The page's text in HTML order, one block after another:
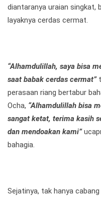
diantaranya uraian singkat,
layaknya cerdas cermat.
“Alhamdulillah, saya bisa
saat babak cerdas cermat”
perasaan riang bertabur
Ocha, “Alhamdulillah bisa
sangat ketat, terima kasih
dan mendoakan kami”
bahagia.
Sejatinya, tak hanya